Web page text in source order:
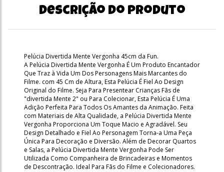
Descrição do produto
Pelúcia Divertida Mente Vergonha 45cm da Fun.
A Pelúcia Divertida Mente Vergonha É Um Produto Encantador
Que Traz à Vida Um Dos Personagens Mais Marcantes do
Filme. com 45 Cm de Altura, Esta Pelúcia É Fiel Ao Design
Original do Filme. Seja Para Presentear Crianças Fãs de
"divertida Mente 2" ou Para Colecionar, Esta Pelúcia É Uma
Adição Perfeita Para Todos Os Amantes da Animação. Feita
com Materiais de Alta Qualidade, a Pelúcia Divertida Mente
Vergonha Proporciona Um Toque Macio e Agradável. Seu
Design Detalhado e Fiel Ao Personagem Torna-a Uma Peça
Única Para Decoração e Diversão. Além de Decorar Quartos
e Salas, a Pelúcia Divertida Mente Vergonha Pode Ser
Utilizada Como Companheira de Brincadeiras e Momentos
de Descontração. Ideal Para Fãs do Filme e Colecionadores.